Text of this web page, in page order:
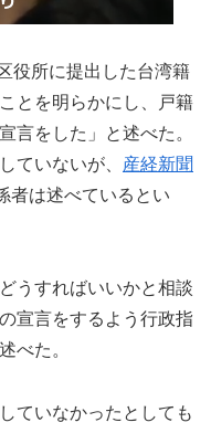
役所に提出した台湾籍
とを明らかにし、戸籍
言をした」と述べた。
ていないが、 産経新聞
者は述べているとい
うすればいいかと相談
宣言をするよう行政指
べた。
ていなかったとしても